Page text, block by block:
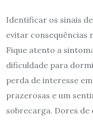
Identificar os sinais
evitar consequências
Fique atento a
dificuldade para
perda de interesse
prazerosas e um
sobrecarga. Dores de